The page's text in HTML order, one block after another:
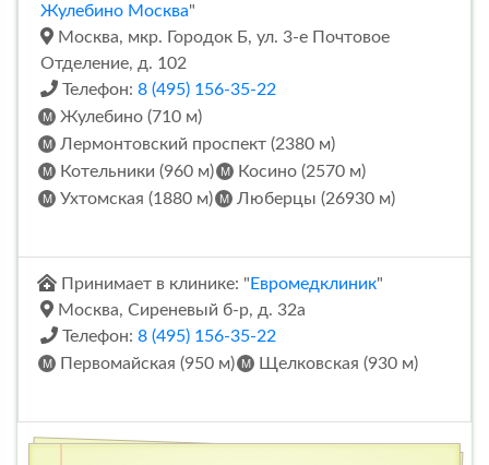
Жулебино Москва"
Москва, мкр. Городок Б, ул. 3-е Почтовое
Отделение, д. 102
Телефон: 8 (495) 156-35-22
Жулебино (710 м)
Лермонтовский проспект (2380 м)
Котельники (960 м)
Косино (2570 м)
Ухтомская (1880 м)
Люберцы (26930 м)
Принимает в клинике: " Евромедклиник"
Москва, Сиреневый б-р, д. 32а
Телефон: 8 (495) 156-35-22
Первомайская (950 м)
Щелковская (930 м)